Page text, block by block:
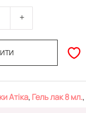
Атіка, Гель лак 8 мл.,